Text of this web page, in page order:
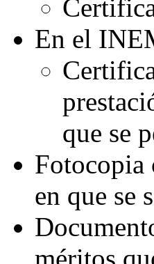
En el
que se
Fotocopia
en que se
méritos